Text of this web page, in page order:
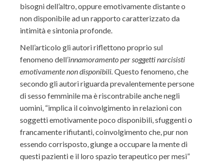
bisogni dell’altro, oppure emotivamente distante o
non disponibile ad un rapporto caratterizzato da
intimità e sintonia profonde.
Nell’articolo gli autori riflettono proprio sul
fenomeno dell’innamoramento per soggetti narcisisti
emotivamente non disponibili.Questo fenomeno, che
secondo gli autori riguarda prevalentemente persone
di sesso femminile ma è riscontrabile anche negli
uomini, “implica il coinvolgimento in relazioni con
soggetti emotivamente poco disponibili, sfuggenti o
francamente rifiutanti, coinvolgimento che, pur non
essendo corrisposto, giunge a occupare la mente di
questi pazienti e il loro spazio terapeutico per mesi”